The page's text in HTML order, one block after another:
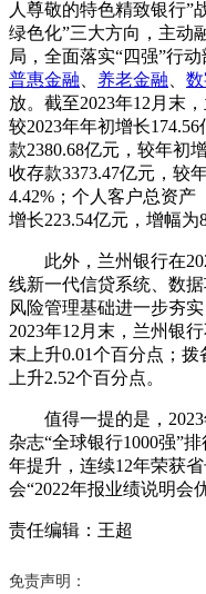
人尊敬的特色精致银行”
绿色化”三大方向，主动
局，全面落实“四强”行
普惠金融
养老金融
放。截至2023年12月末
较2023年年初增长
款2380.68亿元，较年初
收存款3373.47亿元，较
4.42%；个人客户总资产
增长223.54亿元，增幅为
此外，兰州银行在
线新一代信贷系统、数
风险管理基础进一步夯
2023年12月末，兰州银
末上升0.01个百分点；拨
上升2.52个百分点。
值得一提的是，
杂志“全球银行1000强”
年提升，连续12年荣获
会“2022年报业绩说明会
责任编辑：王超
免责声明：